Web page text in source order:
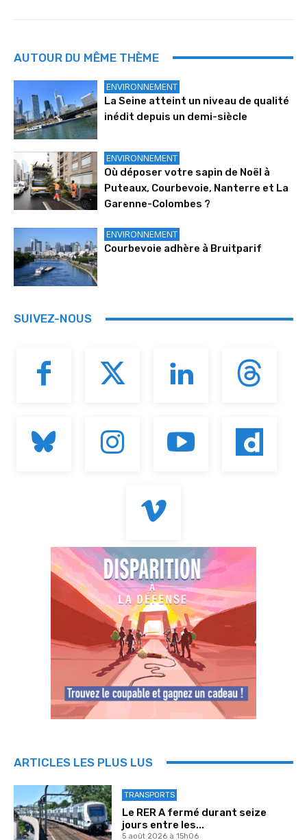
AUTOUR DU MÊME THÈME
ENVIRONNEMENT
La Seine atteint un niveau de qualité
inédit depuis un demi-siècle
ENVIRONNEMENT
Où déposer votre sapin de Noël à
Puteaux, Courbevoie, Nanterre et La
Garenne-Colombes ?
ENVIRONNEMENT
Courbevoie adhère à Bruitparif
SUIVEZ-NOUS
ARTICLES LES PLUS LUS
TRANSPORTS
Le RER A fermé durant seize
jours entre les...
5 août 2026 à 15h06